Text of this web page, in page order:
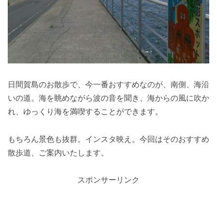
日間賀島のお散歩で、今一番おすすめなのが、南側、海沿
いの道。海を眺めながら波の音を聞き、海からの風に吹か
れ、ゆっくり海を満喫することができます。
もちろん景色も抜群。インスタ映え。今回はそのおすすめ
散歩道、ご案内いたします。
スポンサーリンク